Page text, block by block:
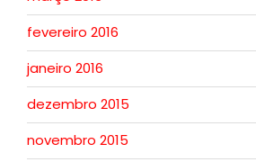
fevereiro 2016
janeiro 2016
dezembro 2015
novembro 2015